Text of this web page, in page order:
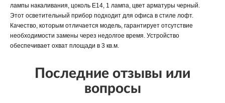
лампы накаливания, цоколь E14, 1 лампа, цвет арматуры черный.
Этот осветительный прибор подходит для офиса в стиле лофт.
Качество, которым отличается модель, гарантирует отсутствие
необходимости замены через недолгое время. Устройство
обеспечивает охват площади в 3 кв.м.
Последние отзывы или
вопросы